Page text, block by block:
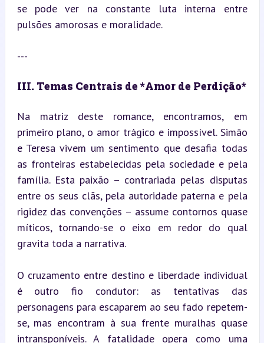
se pode ver na constante luta interna entre
pulsões amorosas e moralidade.
---
III. Temas Centrais de *Amor de Perdição*
Na matriz deste romance, encontramos, em
primeiro plano, o amor trágico e impossível. Simão
e Teresa vivem um sentimento que desafia todas
as fronteiras estabelecidas pela sociedade e pela
família. Esta paixão – contrariada pelas disputas
entre os seus clãs, pela autoridade paterna e pela
rigidez das convenções – assume contornos quase
míticos, tornando-se o eixo em redor do qual
gravita toda a narrativa.
O cruzamento entre destino e liberdade individual
é outro fio condutor: as tentativas das
personagens para escaparem ao seu fado repetem-
se, mas encontram à sua frente muralhas quase
intransponíveis. A fatalidade opera como uma